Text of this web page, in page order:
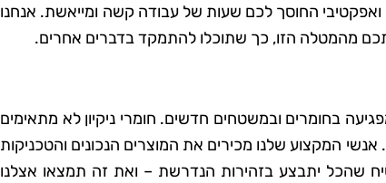
ואפקטיבי החוסך לכם שעות של עבודה קשה ומייאשת. אנחנו
מהמטלה הזו, כך שתוכלו להתמקד בדברים אחרים.
בחומרים ובמשטחים חדשים. חומרי ניקיון לא מתאימים
המקצוע שלנו מכירים את המוצרים הנכונים והטכניקות
שהכל יתבצע בזהירות הנדרשת – ואת זה תמצאו אצלנו